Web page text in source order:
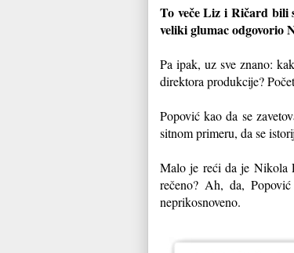
To veče Liz i Ričard bili
veliki glumac odgovorio
Pa ipak, uz sve znano:
direktora produkcije?
Popović kao da se
sitnom primeru, da se
Malo je reći da je Nikola
rečeno? Ah, da,
neprikosnoveno.